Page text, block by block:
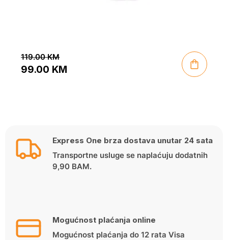
119.00KM
99.00 KM
Express One brza dostava unutar 24 sata
Transportne usluge se naplaćuju dodatnih
9,90 BAM.
Mogućnost plaćanja online
Mogućnost plaćanja do 12 rata Visa